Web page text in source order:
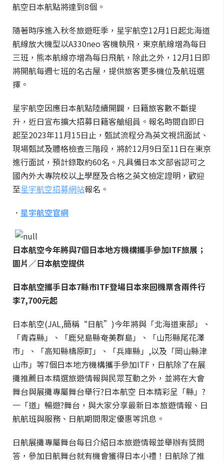
航空日本航點將達到8個。
隨著時序進入秋冬旅遊旺季，星宇航空12月1日起北海道
航線放大機型以A330neo 客機執飛，東京航線增為每日
三班，熊本航線亦增為每日飛航，除此之外，12月1日即
將開航每週七班的名古屋，提供旅客更多機位及航班選
擇。
星宇航空因應日本航點陸續開闢，日籍旅客數不斷提
升，近日宣布擴大招募日籍客艙組員。報名時間自即日
起至2023年11月15日止，甄試流程分為英文視訊面試、
現場甄試及體格檢查三階段，將於12月9日至11日在東京
進行面試，預計錄取約60名。凡具備日本文部省認可之
國內外大專院校以上學歷及合格之英文檢定證明，歡迎
至星宇航空招募網站報名。
． 星宇航空官網
日本航空今年將與7個日本地方機構攜手參加ITF旅展；
圖片／日本航空提供
日本航空攜手日本7縣市ITF登場日本來回機票含兩件行
李7,700元起
日本航空(JAL,簡稱“日航”)今年將與「北海道東部」、
「青森縣」、「鹿兒島縣奄美群島」、「山形縣尾花澤
市」、「高知縣檮原町」、「兵庫縣」,以及「岡山縣津
山市」等7個日本地方機構攜手參加ITF，日航除了在展
攤推薦日本精選旅遊情報與民眾互動之外，並將在大會
舞台與展攤專屬舞台舉行?日本航空 日本精彩呈「縣」?
一「道」暢遊?舞台，與大家分享最新日本旅遊情報、日
航航班與服務、日航期間限定優惠等訊息。
日航展攤專屬舞台每日介紹日本旅遊情報並舉辦有獎問
答，參加日航舞台就有機會獲得日本小禮！日航除了推